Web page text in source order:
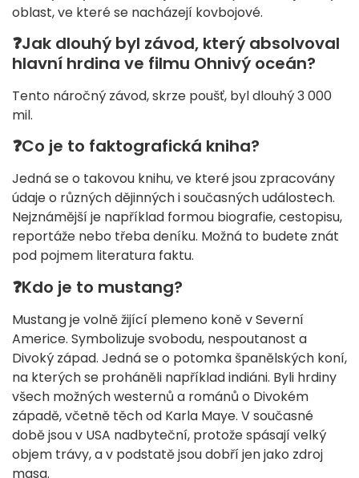
oblast, ve které se nacházejí kovbojové.
❓Jak dlouhý byl závod, který absolvoval
hlavní hrdina ve filmu Ohnivý oceán?
Tento náročný závod, skrze poušť, byl dlouhý 3 000
mil.
❓Co je to faktografická kniha?
Jedná se o takovou knihu, ve které jsou zpracovány
údaje o různých dějinných i současných událostech.
Nejznámější je například formou biografie, cestopisu,
reportáže nebo třeba deníku. Možná to budete znát
pod pojmem literatura faktu.
❓Kdo je to mustang?
Mustang je volně žijící plemeno koně v Severní
Americe. Symbolizuje svobodu, nespoutanost a
Divoký západ. Jedná se o potomka španělských koní,
na kterých se proháněli například indiáni. Byli hrdiny
všech možných westernů a románů o Divokém
západě, včetně těch od Karla Maye. V současné
době jsou v USA nadbyteční, protože spásají velký
objem trávy, a v podstatě jsou dobří jen jako zdroj
masa.